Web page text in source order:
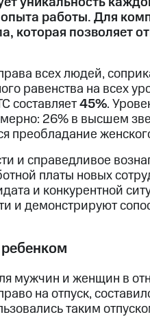
работы. Для
которая позволяет
всех людей,
равенства на всех
составляет45%.
26% в высшем
и справедливое
платы новых
и конкурентной
и демонстрируют
мужчин и женщин в
на отпуск,
таким